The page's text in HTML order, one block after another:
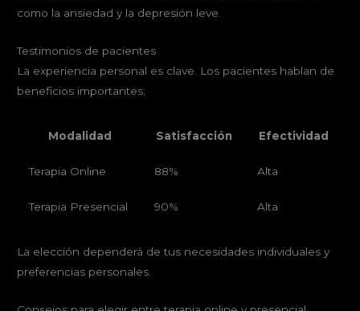
como la ansiedad y la depresión leve.
Testimonios de pacientes
La experiencia personal es clave. Los pacientes hablan de
beneficios importantes:
Modalidad Satisfacción Efectividad
Terapia Online 88% Alta
Terapia Presencial 90% Alta
La elección dependerá de tus necesidades individuales y
preferencias personales.